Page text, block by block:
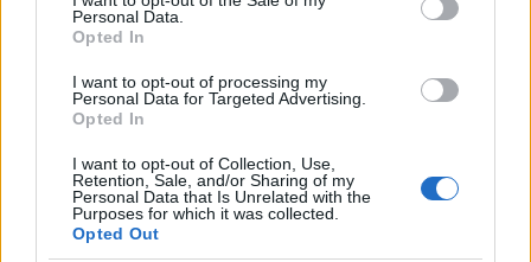
Personal Data.
Opted In
I want to opt-out of processing my
Personal Data for Targeted Advertising.
Opted In
I want to opt-out of Collection, Use,
Retention, Sale, and/or Sharing of my
Personal Data that Is Unrelated with the
Purposes for which it was collected.
Opted Out
Az egyedülálló keresőrendszert a
helytörténeti szakértő mutatta be.
Mégsem szántják be a hencidai